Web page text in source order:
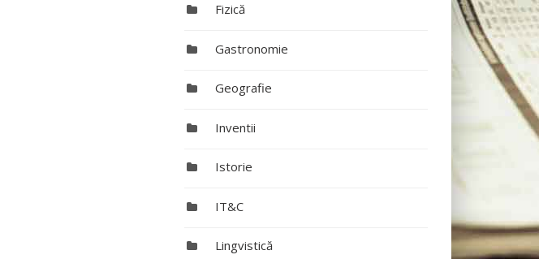
Fizică
Gastronomie
Geografie
Inventii
Istorie
IT&C
Lingvistică